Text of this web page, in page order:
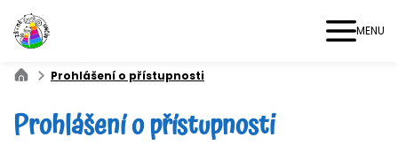
MENU
Prohlášení o přístupnosti
Prohlášení o přístupnosti